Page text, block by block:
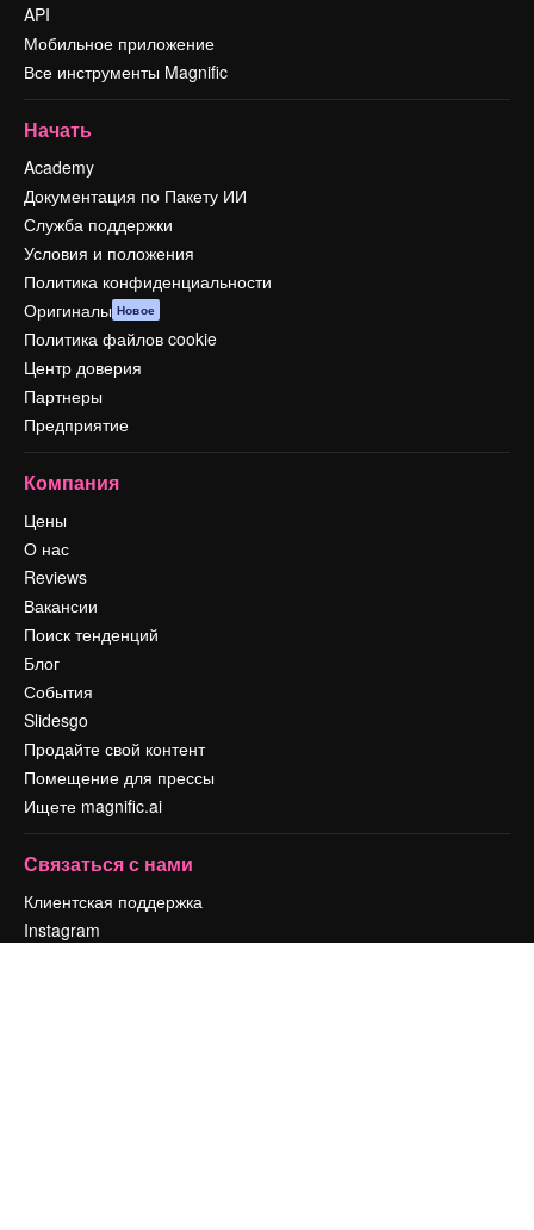
API
Мобильное приложение
Все инструменты Magnific
Начать
Academy
Документация по Пакету ИИ
Служба поддержки
Условия и положения
Политика конфиденциальности
Оригиналы Новое
Политика файлов cookie
Центр доверия
Партнеры
Предприятие
Компания
Цены
О нас
Reviews
Вакансии
Поиск тенденций
Блог
События
Slidesgo
Продайте свой контент
Помещение для прессы
Ищете magnific.ai
Связаться с нами
Клиентская поддержка
Instagram